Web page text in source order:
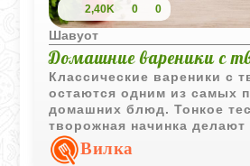
2,40K 0 0
Шавуот
Домашние вареники с
Классические вареники с
остаются одним из самых
домашних блюд. Тонкое
творожная начинка
вариантом для завтрака,
уютного семейного ужина.
Вилка